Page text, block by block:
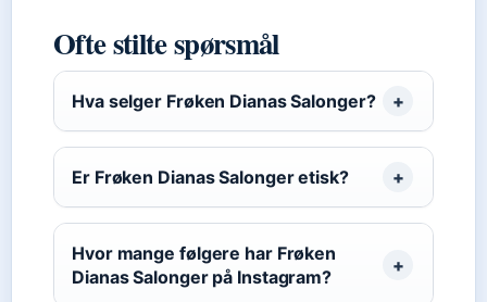
Ofte stilte spørsmål
Hva selger Frøken Dianas Salonger?
Er Frøken Dianas Salonger etisk?
Hvor mange følgere har Frøken
Dianas Salonger på Instagram?